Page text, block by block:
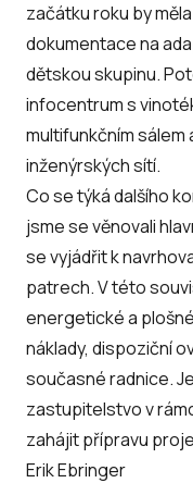
začátku roku by
dokumentace na
dětskou skupinu.
infocentrum s
multifunkčním
inženýrských sítí.
Co se týká dalšího
jsme se věnovali
se vyjádřit k
patrech. V této
energetické a
náklady, dispoziční
současné radnice.
zastupitelstvo v
zahájit přípravu
Erik Ebringer